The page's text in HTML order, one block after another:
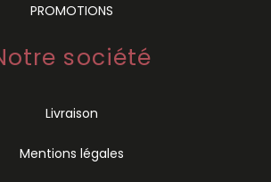
PROMOTIONS
société
Livraison
Mentions légales